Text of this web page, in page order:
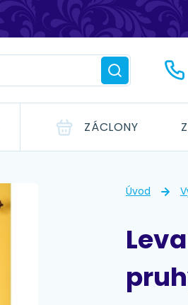
ZÁCLONY
Úvod